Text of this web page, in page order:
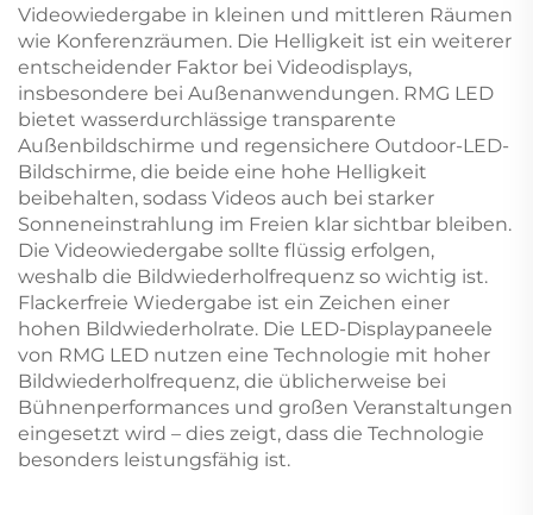
Videowiedergabe in kleinen und mittleren Räumen
wie Konferenzräumen. Die Helligkeit ist ein weiterer
entscheidender Faktor bei Videodisplays,
insbesondere bei Außenanwendungen. RMG LED
bietet wasserdurchlässige transparente
Außenbildschirme und regensichere Outdoor-LED-
Bildschirme, die beide eine hohe Helligkeit
beibehalten, sodass Videos auch bei starker
Sonneneinstrahlung im Freien klar sichtbar bleiben.
Die Videowiedergabe sollte flüssig erfolgen,
weshalb die Bildwiederholfrequenz so wichtig ist.
Flackerfreie Wiedergabe ist ein Zeichen einer
hohen Bildwiederholrate. Die LED-Displaypaneele
von RMG LED nutzen eine Technologie mit hoher
Bildwiederholfrequenz, die üblicherweise bei
Bühnenperformances und großen Veranstaltungen
eingesetzt wird – dies zeigt, dass die Technologie
besonders leistungsfähig ist.